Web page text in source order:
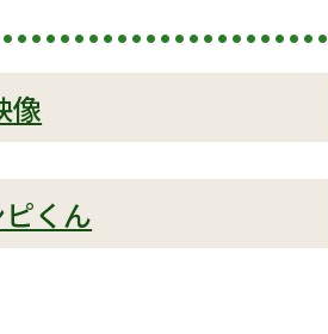
像
くん